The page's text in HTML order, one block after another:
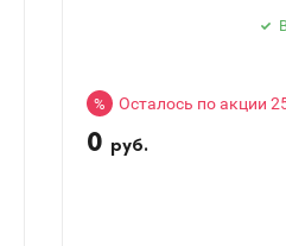
% Осталось по акции
0 руб.